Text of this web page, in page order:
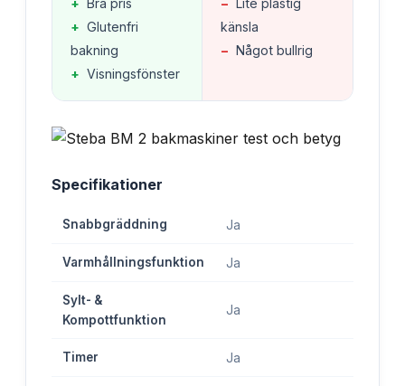
+ Bra pris
+ Glutenfri
bakning
+ Visningsfönster
− Lite plastig
känsla
− Något bullrig
Specifikationer
Snabbgräddning Ja
Varmhållningsfunktion Ja
Sylt- &
Kompottfunktion
Ja
Timer Ja